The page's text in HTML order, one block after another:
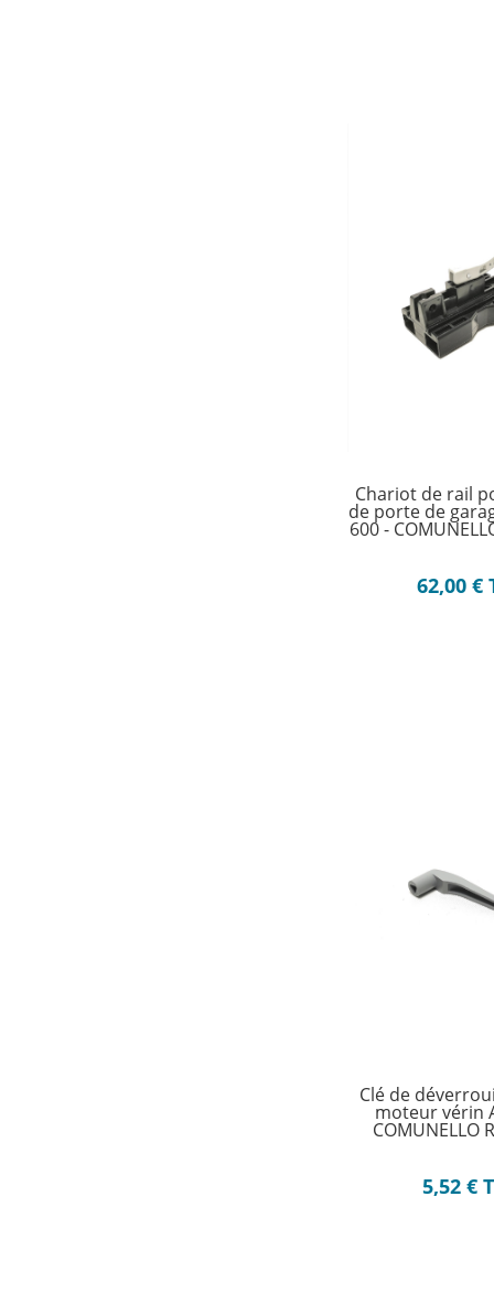
Chariot de rail
de porte de
600 -
62,00€
Clé de
moteur vérin
COMUNELLO
5,52€